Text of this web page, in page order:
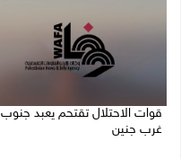
قوات الاحتلال تقتحم يعبد جنوب
غرب جنين